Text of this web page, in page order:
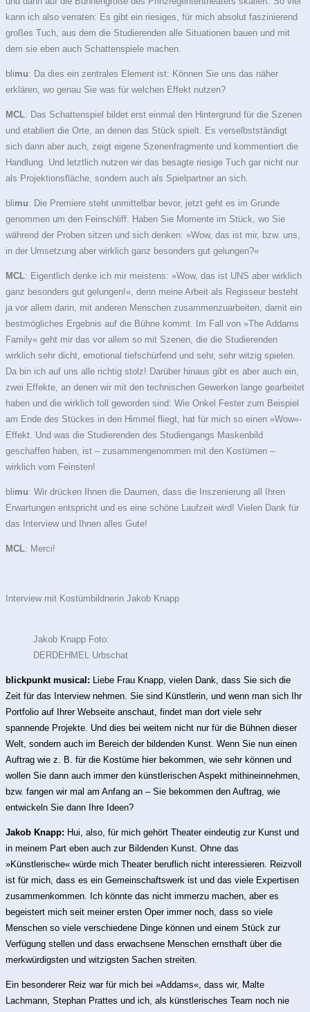
kann ich also verraten: Es gibt ein riesiges, für mich absolut faszinierend
großes Tuch, aus dem die Studierenden alle Situationen bauen und mit
dem sie eben auch Schattenspiele machen.
blimu: Da dies ein zentrales Element ist: Können Sie uns das näher
erklären, wo genau Sie was für welchen Effekt nutzen?
MCL: Das Schattenspiel bildet erst einmal den Hintergrund für die Szenen
und etabliert die Orte, an denen das Stück spielt. Es verselbstständigt
sich dann aber auch, zeigt eigene Szenenfragmente und kommentiert die
Handlung. Und letztlich nutzen wir das besagte riesige Tuch gar nicht nur
als Projektionsfläche, sondern auch als Spielpartner an sich.
blimu: Die Premiere steht unmittelbar bevor, jetzt geht es im Grunde
genommen um den Feinschliff. Haben Sie Momente im Stück, wo Sie
während der Proben sitzen und sich denken: »Wow, das ist mir, bzw. uns,
in der Umsetzung aber wirklich ganz besonders gut gelungen?«
MCL: Eigentlich denke ich mir meistens: »Wow, das ist UNS aber wirklich
ganz besonders gut gelungen!«, denn meine Arbeit als Regisseur besteht
ja vor allem darin, mit anderen Menschen zusammenzuarbeiten, damit ein
bestmögliches Ergebnis auf die Bühne kommt. Im Fall von »The Addams
Family« geht mir das vor allem so mit Szenen, die die Studierenden
wirklich sehr dicht, emotional tiefschürfend und sehr, sehr witzig spielen.
Da bin ich auf uns alle richtig stolz! Darüber hinaus gibt es aber auch ein,
zwei Effekte, an denen wir mit den technischen Gewerken lange gearbeitet
haben und die wirklich toll geworden sind: Wie Onkel Fester zum Beispiel
am Ende des Stückes in den Himmel fliegt, hat für mich so einen »Wow«-
Effekt. Und was die Studierenden des Studiengangs Maskenbild
geschaffen haben, ist – zusammengenommen mit den Kostümen –
wirklich vom Feinsten!
blimu: Wir drücken Ihnen die Daumen, dass die Inszenierung all Ihren
Erwartungen entspricht und es eine schöne Laufzeit wird! Vielen Dank für
das Interview und Ihnen alles Gute!
MCL: Merci!
Interview mit Kostümbildnerin Jakob Knapp
Jakob Knapp Foto:
DERDEHMEL Urbschat
blickpunkt musical: Liebe Frau Knapp, vielen Dank, dass Sie sich die
Zeit für das Interview nehmen. Sie sind Künstlerin, und wenn man sich Ihr
Portfolio auf Ihrer Webseite anschaut, findet man dort viele sehr
spannende Projekte. Und dies bei weitem nicht nur für die Bühnen dieser
Welt, sondern auch im Bereich der bildenden Kunst. Wenn Sie nun einen
Auftrag wie z. B. für die Kostüme hier bekommen, wie sehr können und
wollen Sie dann auch immer den künstlerischen Aspekt mithineinnehmen,
bzw. fangen wir mal am Anfang an – Sie bekommen den Auftrag, wie
entwickeln Sie dann Ihre Ideen?
Jakob Knapp: Hui, also, für mich gehört Theater eindeutig zur Kunst und
in meinem Part eben auch zur Bildenden Kunst. Ohne das
»Künstlerische« würde mich Theater beruflich nicht interessieren. Reizvoll
ist für mich, dass es ein Gemeinschaftswerk ist und das viele Expertisen
zusammenkommen. Ich könnte das nicht immerzu machen, aber es
begeistert mich seit meiner ersten Oper immer noch, dass so viele
Menschen so viele verschiedene Dinge können und einem Stück zur
Verfügung stellen und dass erwachsene Menschen ernsthaft über die
merkwürdigsten und witzigsten Sachen streiten.
Ein besonderer Reiz war für mich bei »Addams«, dass wir, Malte
Lachmann, Stephan Prattes und ich, als künstlerisches Team noch nie